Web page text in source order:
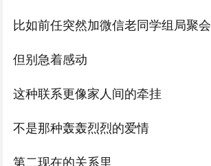
比如前任突然加微信老同学组局聚会
但别急着感动
这种联系更像家人间的牵挂
不是那种轰轰烈烈的爱情
第二现在的关系里